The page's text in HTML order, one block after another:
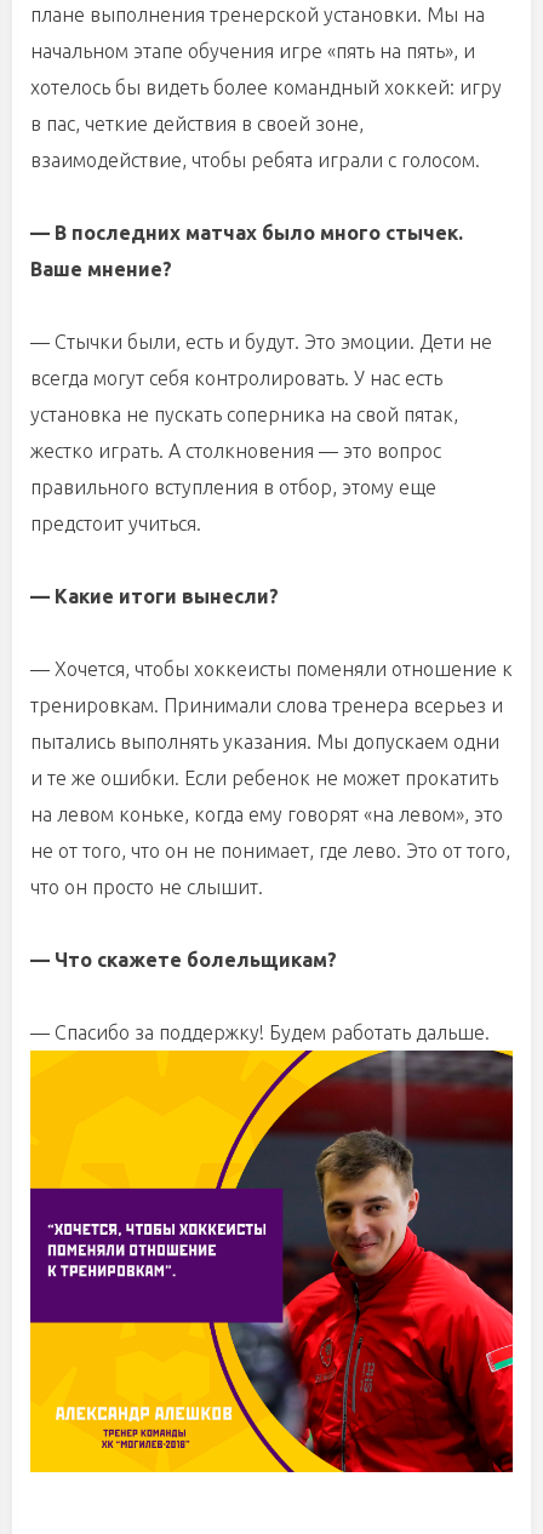
плане выполнения тренерской установки. Мы на
начальном этапе обучения игре «пять на пять», и
хотелось бы видеть более командный хоккей: игру
в пас, четкие действия в своей зоне,
взаимодействие, чтобы ребята играли с голосом.
— В последних матчах было много стычек.
Ваше мнение?
— Стычки были, есть и будут. Это эмоции. Дети не
всегда могут себя контролировать. У нас есть
установка не пускать соперника на свой пятак,
жестко играть. А столкновения — это вопрос
правильного вступления в отбор, этому еще
предстоит учиться.
— Какие итоги вынесли?
— Хочется, чтобы хоккеисты поменяли отношение к
тренировкам. Принимали слова тренера всерьез и
пытались выполнять указания. Мы допускаем одни
и те же ошибки. Если ребенок не может прокатить
на левом коньке, когда ему говорят «на левом», это
не от того, что он не понимает, где лево. Это от того,
что он просто не слышит.
— Что скажете болельщикам?
— Спасибо за поддержку! Будем работать дальше.